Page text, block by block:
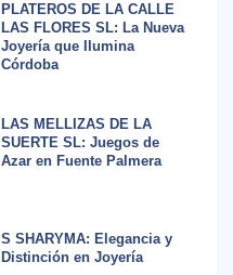
PLATEROS DE LA CALLE
LAS FLORES SL: La Nueva
Joyería que Ilumina
Córdoba
LAS MELLIZAS DE LA
SUERTE SL: Juegos de
Azar en Fuente Palmera
S SHARYMA: Elegancia y
Distinción en Joyería